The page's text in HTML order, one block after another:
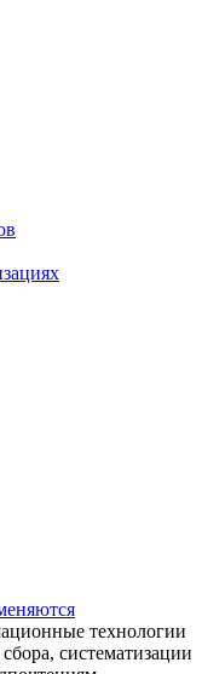
технологии
систематизации